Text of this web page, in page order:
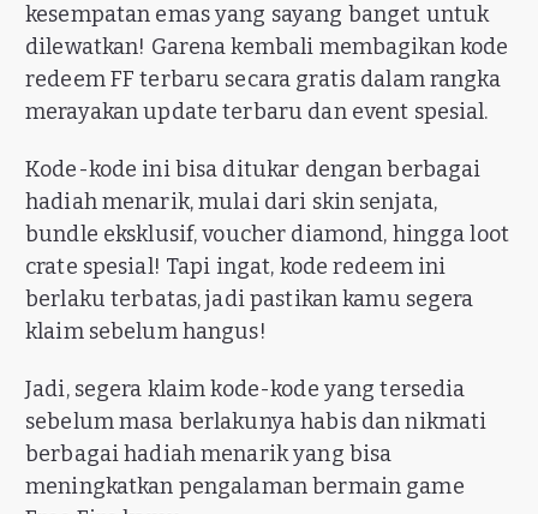
kesempatan emas yang sayang banget untuk
dilewatkan! Garena kembali membagikan kode
redeem FF terbaru secara gratis dalam rangka
merayakan update terbaru dan event spesial.
Kode-kode ini bisa ditukar dengan berbagai
hadiah menarik, mulai dari skin senjata,
bundle eksklusif, voucher diamond, hingga loot
crate spesial! Tapi ingat, kode redeem ini
berlaku terbatas, jadi pastikan kamu segera
klaim sebelum hangus!
Jadi, segera klaim kode-kode yang tersedia
sebelum masa berlakunya habis dan nikmati
berbagai hadiah menarik yang bisa
meningkatkan pengalaman bermain game